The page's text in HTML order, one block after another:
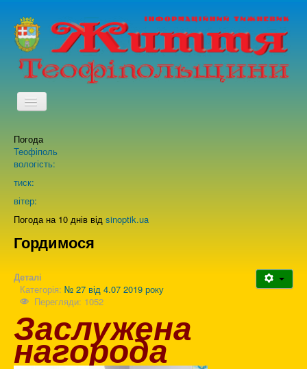
TPL_PROTOSTAR_TOGGLE_MENU
Про нас
Погода
Теофіполь
вологість:
тиск:
вітер:
Погода на 10 днів від sinoptik.ua
Гордимося
Деталі
Категорія: № 27 від 4.07 2019 року
Перегляди: 1052
Заслужена
нагорода